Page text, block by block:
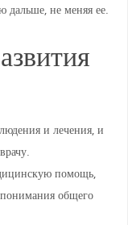
дальше, не меняя ее.
и лечения, и
помощь,
общего